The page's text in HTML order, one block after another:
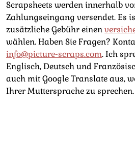
Scrapsheets werden innerhalb
Zahlungseingang versendet. Es
zusätzliche Gebühr einen
wählen. Haben Sie Fragen?
info@picture-scraps.com. Ich
Englisch, Deutsch und
auch mit Google Translate aus,
Ihrer Muttersprache zu sprechen.